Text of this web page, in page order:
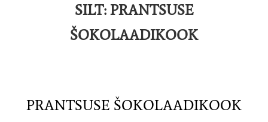
SILT: PRANTSUSE
ŠOKOLAADIKOOK
PRANTSUSE ŠOKOLAADIKOOK